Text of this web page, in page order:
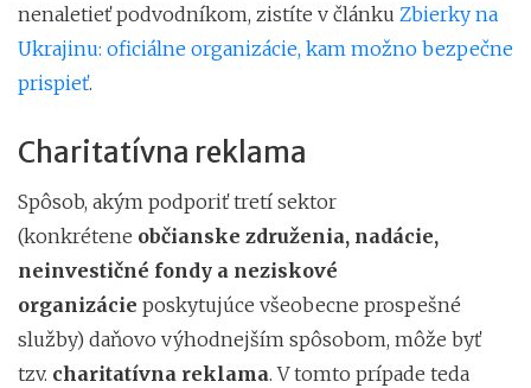
nenaletieť podvodníkom, zistíte v článku Zbierky na
Ukrajinu: oficiálne organizácie, kam možno bezpečne
prispieť.
Charitatívna reklama
Spôsob, akým podporiť tretí sektor
(konkrétene občianske združenia, nadácie,
neinvestičné fondy a neziskové
organizácie poskytujúce všeobecne prospešné
služby) daňovo výhodnejším spôsobom, môže byť
tzv. charitatívna reklama. V tomto prípade teda